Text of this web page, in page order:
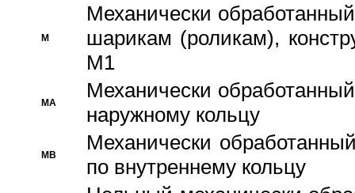
M
Механически
шарикам (роликам),
M1
MA
Механически
наружному кольцу
MB
Механически
по внутреннему кольцу